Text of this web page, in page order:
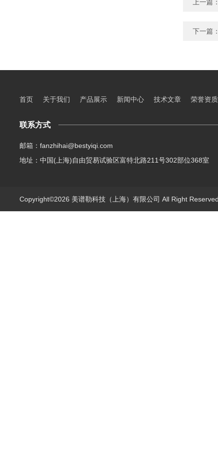
上一篇
下一篇
首页 关于我们 产品展示 新闻中心 技术文章 荣誉资质
联系方式
邮箱：fanzhihai@bestyiqi.com
地址：中国(上海)自由贸易试验区富特北路211号302部位368室
Copyright©2026 美谱勒科技（上海）有限公司 All Right